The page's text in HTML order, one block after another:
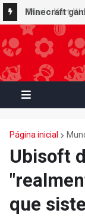
Minecraft
Super Mario
gráfica
Página inicial
Ubisoft
que